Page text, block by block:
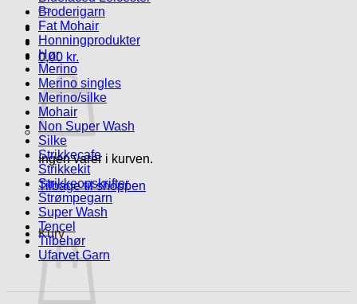
efter:
0,00 kr.
Ingen varer i kurven.
Tilbage til shoppen
Kurv
Broderigarn
Fat Mohair
Honningprodukter
Hør
Merino
Merino singles
Merino/silke
Mohair
Non Super Wash
Silke
Strikkecafe
Strikkekit
Strikkeopskrifter
Strømpegarn
Super Wash
Tencel
Tilbehør
Ufarvet Garn